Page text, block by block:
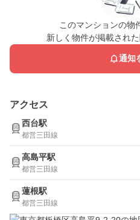
このマンションの物
新しく物件が掲載され
通知
アクセス
西台駅
都営三田線
高島平駅
都営三田線
蓮根駅
都営三田線